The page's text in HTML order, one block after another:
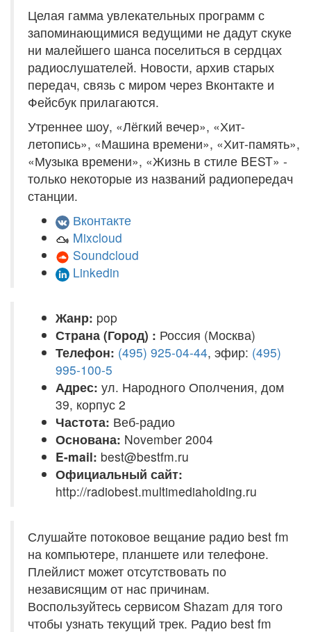
Целая гамма увлекательных программ с
запоминающимися ведущими не дадут скуке
ни малейшего шанса поселиться в сердцах
радиослушателей. Новости, архив старых
передач, связь с миром через Вконтакте и
Фейсбук прилагаются.
Утреннее шоу, «Лёгкий вечер», «Хит-
летопись», «Машина времени», «Хит-память»,
«Музыка времени», «Жизнь в стиле BEST» -
только некоторые из названий радиопередач
станции.
Вконтакте
Mixcloud
Soundcloud
Linkedin
Жанр: pop
Страна (Город) : Россия (Москва)
Телефон: (495) 925-04-44, эфир: (495)
995-100-5
Адрес: ул. Народного Ополчения, дом
39, корпус 2
Частота: Веб-радио
Основана: November 2004
E-mail: best@bestfm.ru
Официальный сайт:
http://radiobest.multimediaholding.ru
Слушайте потоковое вещание радио best fm
на компьютере, планшете или телефоне.
Плейлист может отсутствовать по
независящим от нас причинам.
Воспользуйтесь сервисом Shazam для того
чтобы узнать текущий трек. Радио best fm